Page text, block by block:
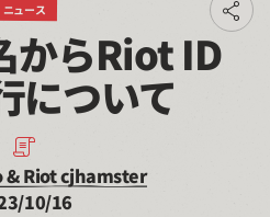
ニュース
からRiot ID
について
& Riot cjhamster
10/16